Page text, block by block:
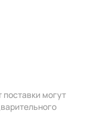
поставки могут